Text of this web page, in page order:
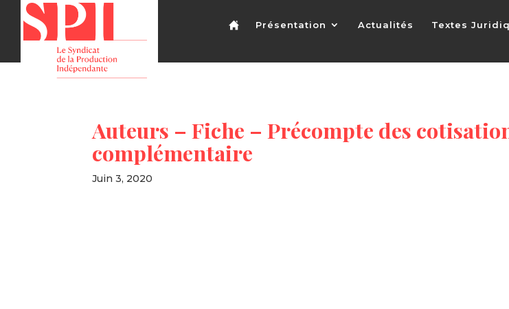
Présentation Actualités Textes
Auteurs – Fiche – Précompte des
complémentaire
Juin 3, 2020